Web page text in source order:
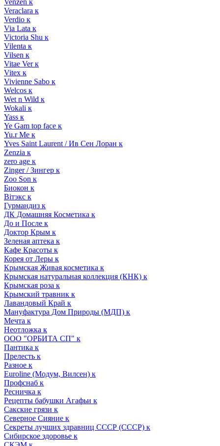
Venzen к
Veraclara к
Verdio к
Via Lata к
Victoria Shu к
Vilenta к
Vilsen к
Vitae Ver к
Vitex к
Vivienne Sabo к
Welcos к
Wet n Wild к
Wokali к
Yass к
Ye Gam top face к
Yu.r Me к
Yves Saint Laurent / Ив Сен Лоран к
Zenzia к
zero age к
Zinger / Зингер к
Zoo Son к
Биокон к
Вiтэкс к
Гурмандиз к
ДК Домашняя Косметика к
До и После к
Доктор Крым к
Зеленая аптека к
Кафе Красоты к
Корея от Леры к
Крымская Живая косметика к
Крымская натуральная коллекция (КНК) к
Крымская роза к
Крымский травник к
Лавандовый Край к
Мануфактура Дом Природы (МДП) к
Мечта к
Неотложка к
ООО "ОРБИТА СП" к
Пантика к
Прелесть к
Разное к
Euroline (Модум, Вилсен) к
Профснаб к
Ресничка к
Рецепты бабушки Агафьи к
Сакские грязи к
Северное Сияние к
Секреты лучших здравниц СССР (СССР) к
Сибирское здоровье к